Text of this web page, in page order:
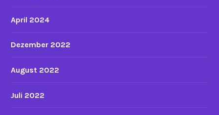
April 2024
Dezember 2022
August 2022
Juli 2022